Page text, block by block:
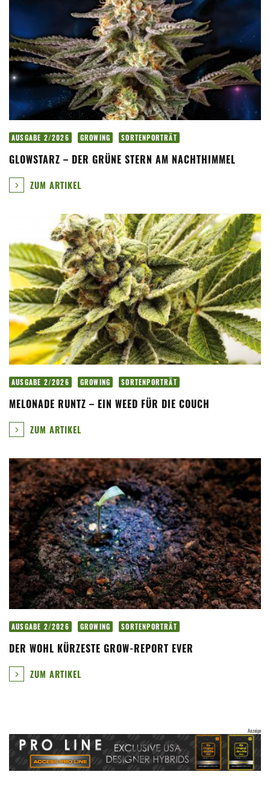
AUSGABE 2/2026 GROWING SORTENPORTRÄT
GLOWSTARZ – DER GRÜNE STERN AM NACHTHIMMEL
ZUM ARTIKEL
AUSGABE 2/2026 GROWING SORTENPORTRÄT
MELONADE RUNTZ – EIN WEED FÜR DIE COUCH
ZUM ARTIKEL
AUSGABE 2/2026 GROWING SORTENPORTRÄT
DER WOHL KÜRZESTE GROW-REPORT EVER
ZUM ARTIKEL